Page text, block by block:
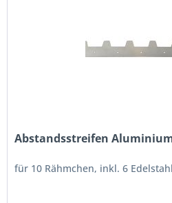
Abstandsstreifen
für 10 Rähmchen, inkl. 6